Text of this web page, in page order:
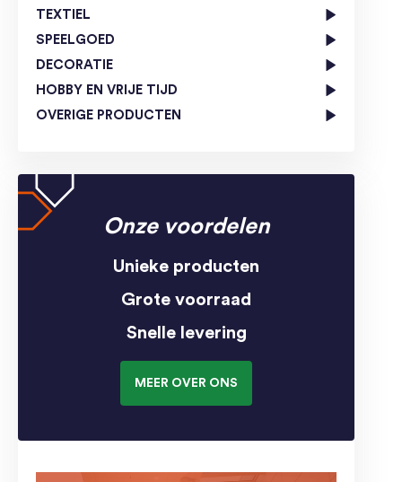
TEXTIEL
SPEELGOED
DECORATIE
HOBBY EN VRIJE TIJD
OVERIGE PRODUCTEN
Onze voordelen
Unieke producten
Grote voorraad
Snelle levering
MEER OVER ONS